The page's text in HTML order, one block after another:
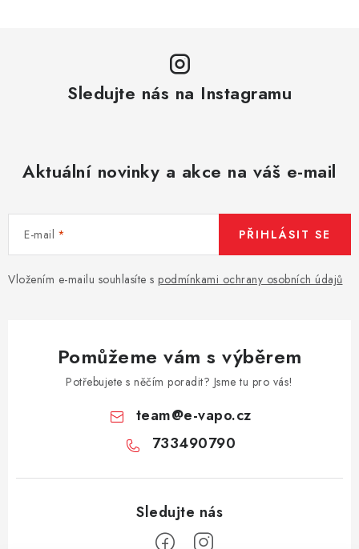
Sledujte nás na Instagramu
Aktuální novinky a akce na váš e-mail
E-mail
Vložením e-mailu souhlasíte s podmínkami ochrany osobních údajů
PŘIHLÁSIT SE
Pomůžeme vám s výběrem
Potřebujete s něčím poradit? Jsme tu pro vás!
team@e-vapo.cz
733490790